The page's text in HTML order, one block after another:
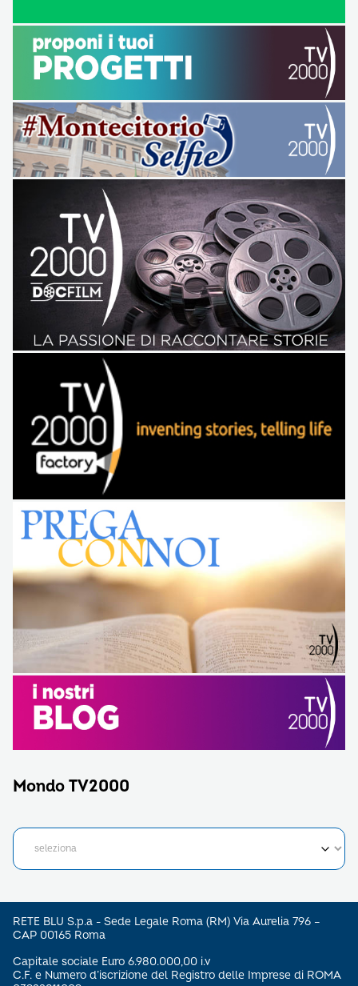
Mondo TV2000
RETE BLU S.p.a - Sede Legale Roma (RM) Via Aurelia 796 –
CAP 00165 Roma
Capitale sociale Euro 6.980.000,00 i.v
C.F. e Numero d’iscrizione del Registro delle Imprese di ROMA